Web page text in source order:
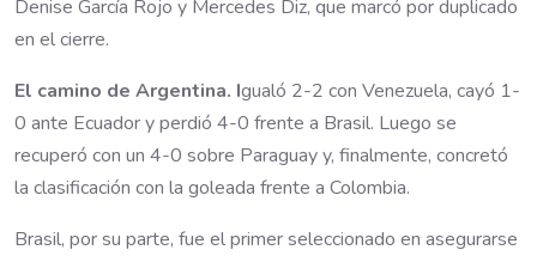
Denise García Rojo y Mercedes Diz, que marcó por duplicado
en el cierre.
El camino de Argentina. Igualó 2-2 con Venezuela, cayó 1-
0 ante Ecuador y perdió 4-0 frente a Brasil. Luego se
recuperó con un 4-0 sobre Paraguay y, finalmente, concretó
la clasificación con la goleada frente a Colombia.
Brasil, por su parte, fue el primer seleccionado en asegurarse